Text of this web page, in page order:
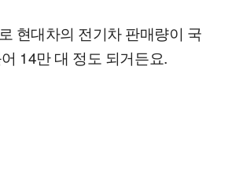
현대차의 전기차 판매량이 국
14만 대 정도 되거든요.